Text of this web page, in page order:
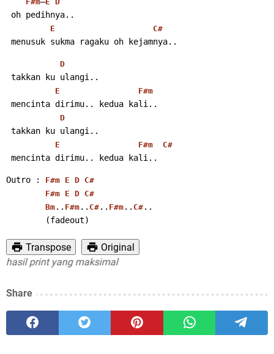
oh pedihnya..
E C#
menusuk sukma ragaku oh kejamnya..
D
takkan ku ulangi..
E F#m
mencinta dirimu.. kedua kali..
D
takkan ku ulangi..
E F#m C#
mencinta dirimu.. kedua kali..
Outro : F#m E D C#
F#m E D C#
Bm .. F#m .. C# .. F#m .. C# ..
        (fadeout)
Transpose
Original
print yang maksimal
Share